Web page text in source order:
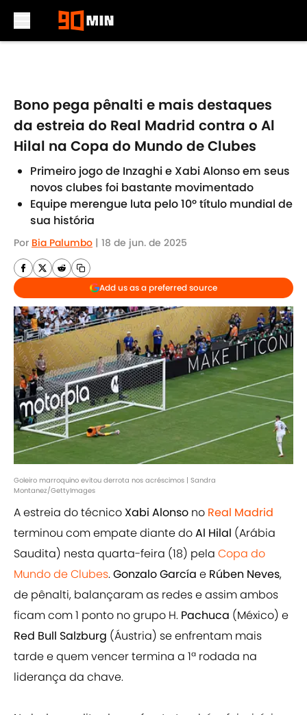
Bono pega pênalti e mais destaques
da estreia do Real Madrid contra o Al
Hilal na Copa do Mundo de Clubes
Primeiro jogo de Inzaghi e Xabi Alonso em seus
novos clubes foi bastante movimentado
Equipe merengue luta pelo 10º título mundial de
sua história
Por Bia Palumbo | 18 de jun. de 2025
Add us as a preferred source
Goleiro marroquino evitou derrota nos acréscimos | Sandra
Montanez/GettyImages
A estreia do técnico Xabi Alonso no Real Madrid
terminou com empate diante doAl Hilal (Arábia
Saudita) nesta quarta-feira (18) pela Copa do
Mundo de Clubes.Gonzalo García e Rúben Neves,
de pênalti, balançaram as redes e assim ambos
ficam com 1 ponto no grupo H. Pachuca (México) e
Red Bull Salzburg (Áustria) se enfrentam mais
tarde e quem vencer termina a 1ª rodada na
liderança da chave.